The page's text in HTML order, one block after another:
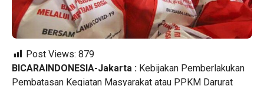
Post Views: 879
BICARAINDONESIA-Jakarta : Kebijakan Pemberlakukan
Pembatasan Kegiatan Masyarakat atau PPKM Darurat